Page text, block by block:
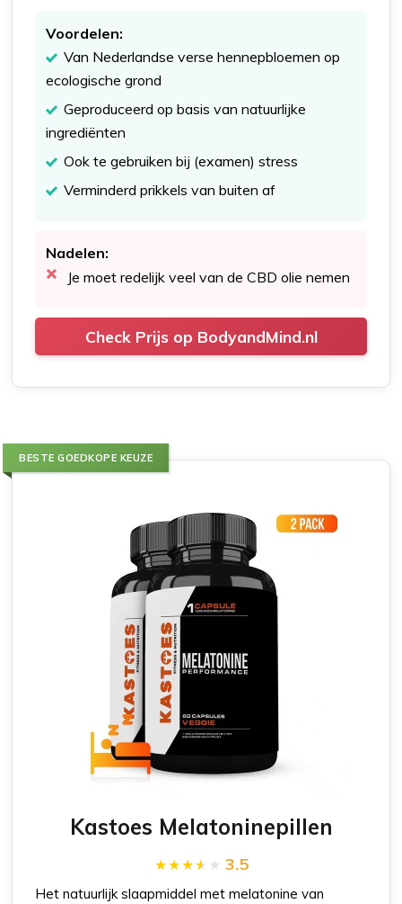
Voordelen:
Van Nederlandse verse hennepbloemen op
ecologische grond
Geproduceerd op basis van natuurlijke
ingrediënten
Ook te gebruiken bij (examen) stress
Verminderd prikkels van buiten af
Nadelen:
Je moet redelijk veel van de CBD olie nemen
Check Prijs op BodyandMind.nl
BESTE GOEDKOPE KEUZE
Kastoes Melatoninepillen
3.5
Het natuurlijk slaapmiddel met melatonine van